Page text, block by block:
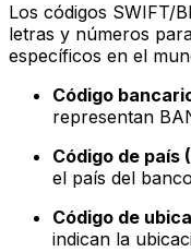
Los códigos SWIFT/
letras y números
específicos en el
Código
representan
Código de país
el país del
Código de
indican la